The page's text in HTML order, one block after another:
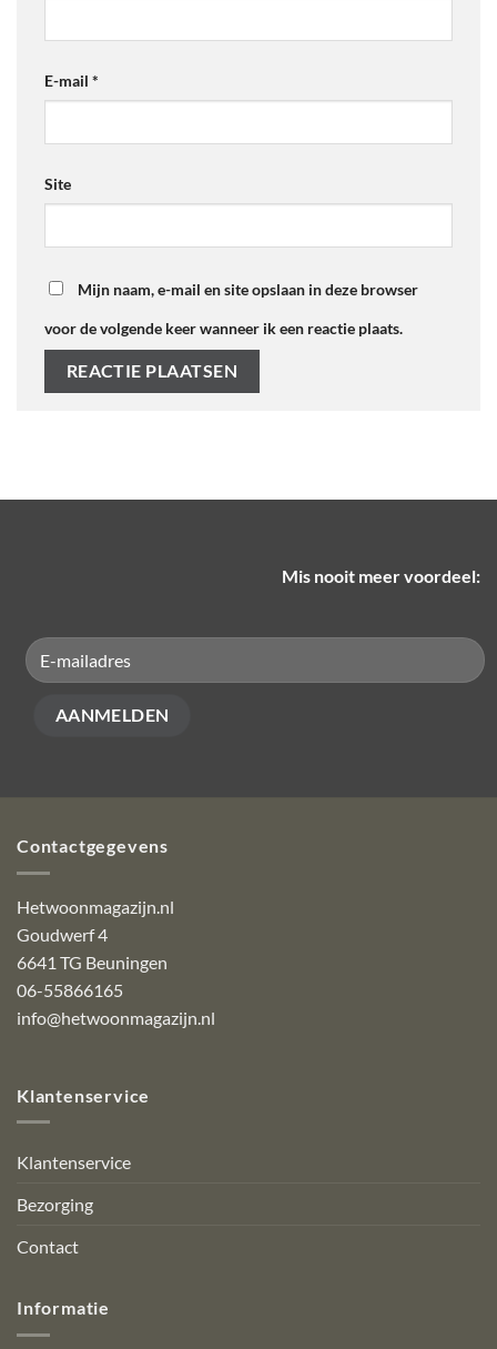
E-mail *
Site
Mijn naam, e-mail en site opslaan in deze browser
voor de volgende keer wanneer ik een reactie plaats.
Mis nooit meer voordeel:
Contactgegevens
Hetwoonmagazijn.nl
Goudwerf 4
6641 TG Beuningen
06-55866165
info@hetwoonmagazijn.nl
Klantenservice
Klantenservice
Bezorging
Contact
Informatie